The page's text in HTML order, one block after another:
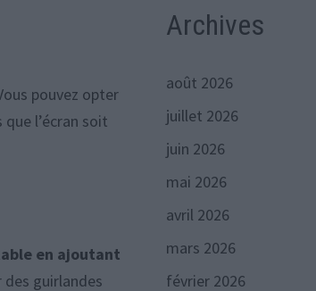
pouvez opter
l’écran soit
en ajoutant
guirlandes
Archives
août 2026
juillet 2026
juin 2026
mai 2026
avril 2026
mars 2026
février 2026